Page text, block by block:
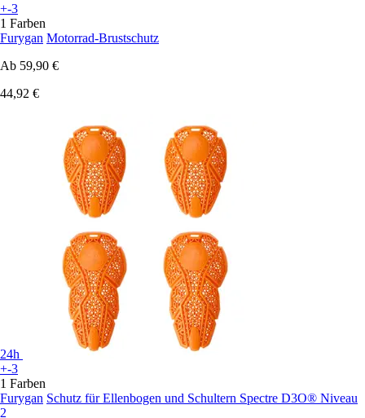
+-3
1 Farben
Furygan Motorrad-Brustschutz
Ab 59,90 €
44,92 €
24h
+-3
1 Farben
Furygan Schutz für Ellenbogen und Schultern Spectre D3O® Niveau
2